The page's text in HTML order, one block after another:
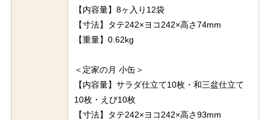
【内容量】8ヶ入り12袋
【寸法】タテ242×ヨコ242×高さ74mm
【重量】0.62kg
＜定家の月 小缶＞
【内容量】サラダ仕立て10枚・和三盆仕立て
10枚・えび10枚
【寸法】タテ242×ヨコ242×高さ93mm